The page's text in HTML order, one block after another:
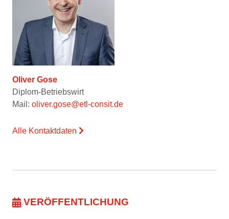
Oliver Gose
Diplom-Betriebswirt
Mail: oliver.gose@etl-consit.de
Alle Kontaktdaten
VERÖFFENTLICHUNG